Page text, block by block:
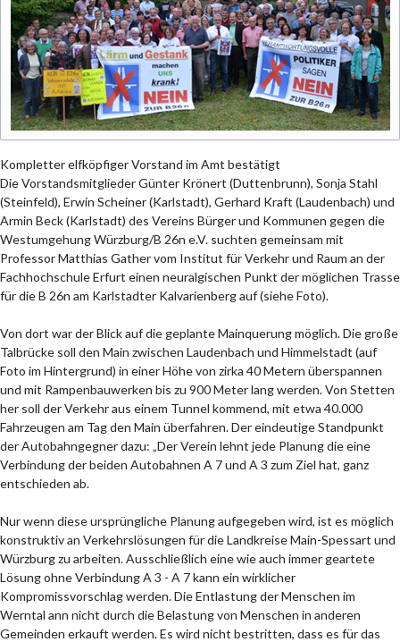
Kompletter elfköpfiger Vorstand im Amt bestätigt
Die Vorstandsmitglieder Günter Krönert (Duttenbrunn), Sonja Stahl
(Steinfeld), Erwin Scheiner (Karlstadt), Gerhard Kraft (Laudenbach) und
Armin Beck (Karlstadt) des Vereins Bürger und Kommunen gegen die
Westumgehung Würzburg/B 26n e.V. suchten gemeinsam mit
Professor Matthias Gather vom Institut für Verkehr und Raum an der
Fachhochschule Erfurt einen neuralgischen Punkt der möglichen Trasse
für die B 26n am Karlstadter Kalvarienberg auf (siehe Foto).
Von dort war der Blick auf die geplante Mainquerung möglich. Die große
Talbrücke soll den Main zwischen Laudenbach und Himmelstadt (auf
Foto im Hintergrund) in einer Höhe von zirka 40 Metern überspannen
und mit Rampenbauwerken bis zu 900 Meter lang werden. Von Stetten
her soll der Verkehr aus einem Tunnel kommend, mit etwa 40.000
Fahrzeugen am Tag den Main überfahren. Der eindeutige Standpunkt
der Autobahngegner dazu: „Der Verein lehnt jede Planung die eine
Verbindung der beiden Autobahnen A 7 und A 3 zum Ziel hat, ganz
entschieden ab.
Nur wenn diese ursprüngliche Planung aufgegeben wird, ist es möglich
konstruktiv an Verkehrslösungen für die Landkreise Main-Spessart und
Würzburg zu arbeiten. Ausschließlich eine wie auch immer geartete
Lösung ohne Verbindung A 3 - A 7 kann ein wirklicher
Kompromissvorschlag werden. Die Entlastung der Menschen im
Werntal ann nicht durch die Belastung von Menschen in anderen
Gemeinden erkauft werden. Es wird nicht bestritten, dass es für das